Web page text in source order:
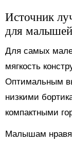
Источник
для малышей
Для самых
мягкость
Оптимальным
низкими
компактными
Малышам